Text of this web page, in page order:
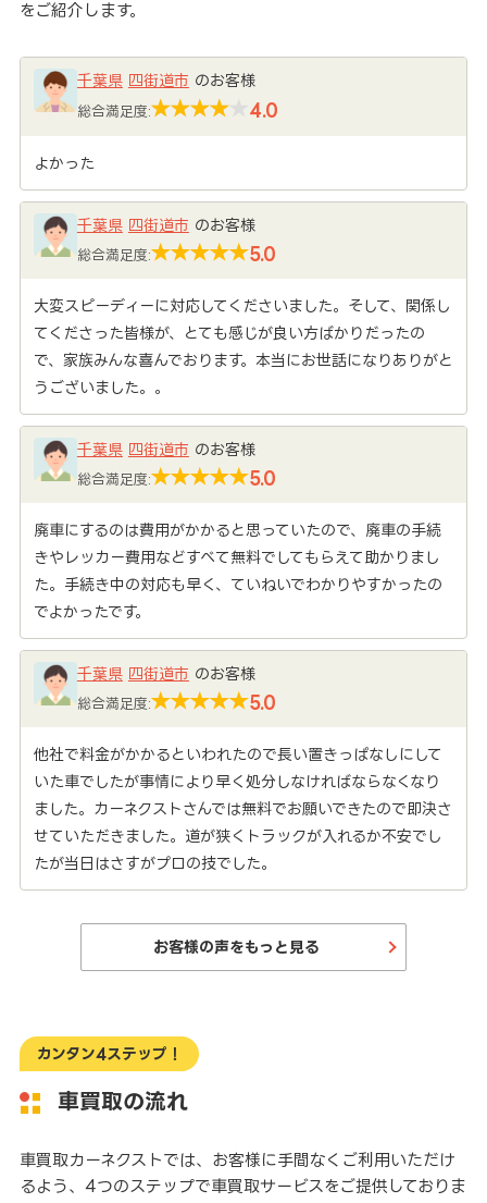
をご紹介します。
千葉県 四街道市 のお客様
総合満足度: 4.0
よかった
千葉県 四街道市 のお客様
総合満足度: 5.0
大変スピーディーに対応してくださいました。そして、関係し
てくださった皆様が、とても感じが良い方ばかりだったの
で、家族みんな喜んでおります。本当にお世話になりありがと
うございました。。
千葉県 四街道市 のお客様
総合満足度: 5.0
廃車にするのは費用がかかると思っていたので、廃車の手続
きやレッカー費用などすべて無料でしてもらえて助かりまし
た。手続き中の対応も早く、ていねいでわかりやすかったの
でよかったです。
千葉県 四街道市 のお客様
総合満足度: 5.0
他社で料金がかかるといわれたので長い置きっぱなしにして
いた車でしたが事情により早く処分しなければならなくなり
ました。カーネクストさんでは無料でお願いできたので即決さ
せていただきました。道が狭くトラックが入れるか不安でし
たが当日はさすがプロの技でした。
お客様の声をもっと見る
カンタン4ステップ！
車買取の流れ
車買取カーネクストでは、お客様に手間なくご利用いただけ
るよう、4つのステップで車買取サービスをご提供しておりま